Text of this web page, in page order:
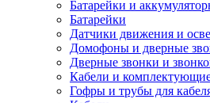
Батарейки и
Батарейки
Датчики движения и
Домофоны и дверные
Дверные звонки и
Кабели и
Гофры и трубы для